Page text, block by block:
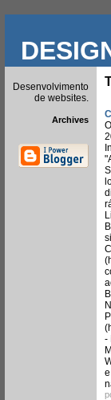
Desenvolvimento
de websites.
Archives
-